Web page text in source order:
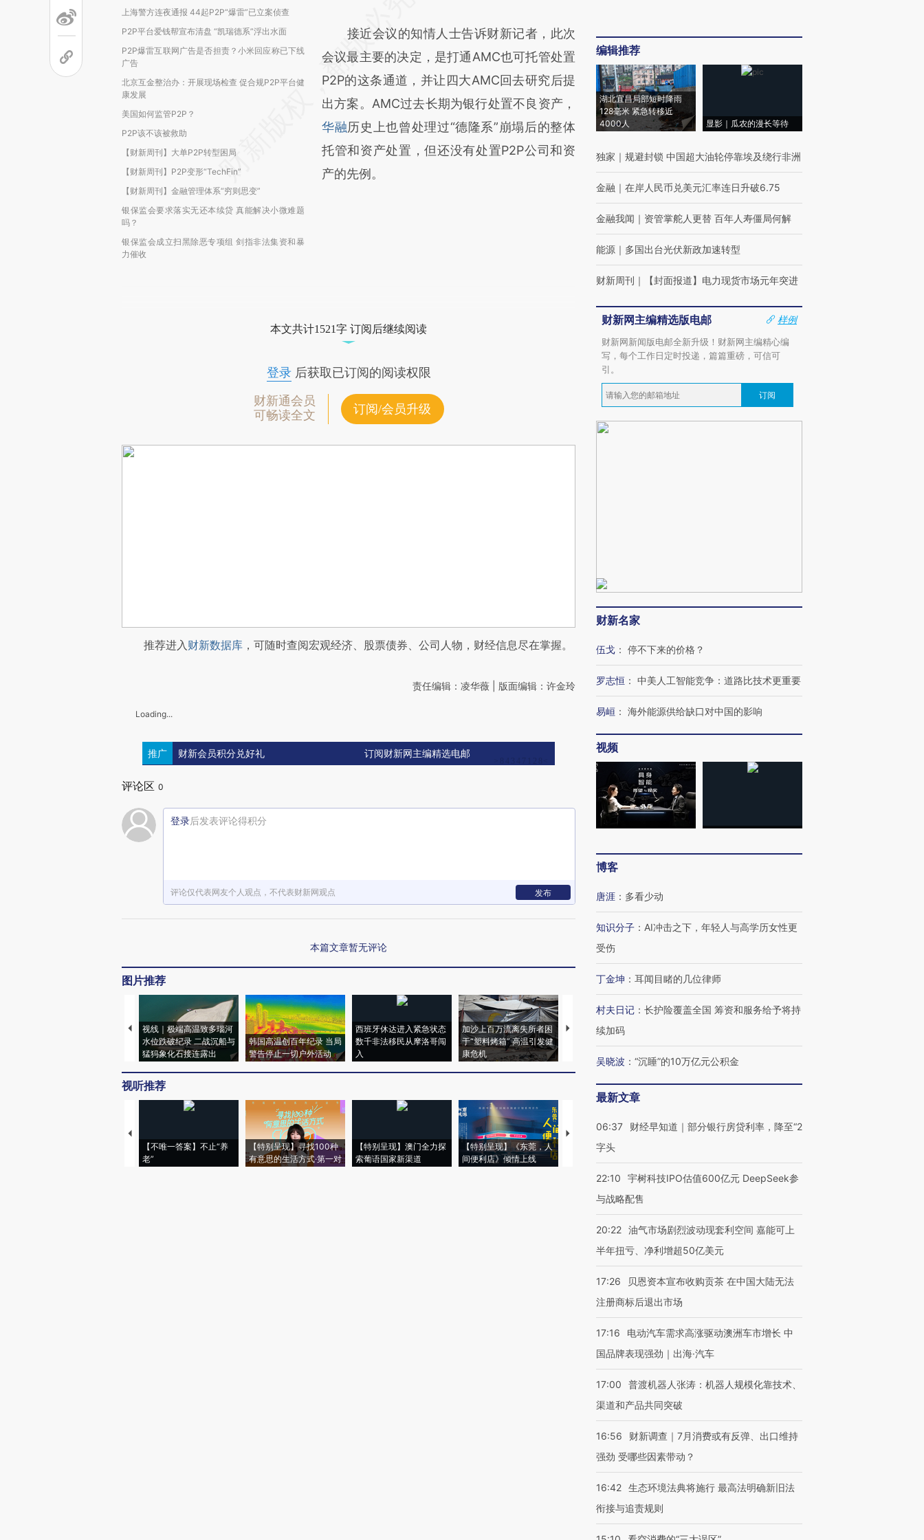
上海警方连夜通报 44起P2P“爆雷”已立案侦查
P2P平台爱钱帮宣布清盘 “凯瑞德系”浮出水面
P2P爆雷互联网广告是否担责？小米回应称已下线
广告
北京互金整治办：开展现场检查 促合规P2P平台健
康发展
美国如何监管P2P？
P2P该不该被救助
【财新周刊】大单P2P转型困局
【财新周刊】P2P变形“TechFin”
【财新周刊】金融管理体系“穷则思变”
银保监会要求落实无还本续贷 真能解决小微难题
吗？
银保监会成立扫黑除恶专项组 剑指非法集资和暴
力催收
接近会议的知情人士告诉财新记者，此次
会议最主要的决定，是打通AMC也可托管处置
P2P的这条通道，并让四大AMC回去研究后提
出方案。AMC过去长期为银行处置不良资产，
华融历史上也曾处理过“德隆系”崩塌后的整体
托管和资产处置，但还没有处置P2P公司和资
产的先例。
本文共计1521字 订阅后继续阅读
登录后获取已订阅的阅读权限
财新通会员
可畅读全文
订阅/会员升级
推荐进入财新数据库 ，可随时查阅宏观经济、股票债券、公司人物，财经信息尽在掌握。
责任编辑：凌华薇 | 版面编辑：许金玲
Loading...
推广 财新会员积分兑好礼 订阅财新网主编精选电邮
评论区 0
登录后发表评论得积分
评论仅代表网友个人观点，不代表财新网观点 发布
本篇文章暂无评论
图片推荐
视线｜极端高温致多瑙河
水位跌破纪录 二战沉船与
猛犸象化石接连露出
韩国高温创百年纪录 当局
警告停止一切户外活动
西班牙休达进入紧急状态
数千非法移民从摩洛哥闯
入
加沙上百万流离失所者困
于“塑料烤箱” 高温引发健
康危机
视线｜HYROX的吸金
视听推荐
【不唯一答案】不止“养
老”
【特别呈现】寻找100种
有意思的生活方式·第一对
【特别呈现】澳门全力探
索葡语国家新渠道
【特别呈现】《东莞，人
间便利店》倾情上线
【推广】走进第四届链博
会，让数智科技“链”接产
【商旅对话】华住集团
编辑推荐
湖北宜昌局部短时降雨
128毫米 紧急转移近
4000人
显影｜瓜农的漫长等待
独家 ｜ 规避封锁 中国超大油轮停靠埃及绕行非洲
金融 ｜ 在岸人民币兑美元汇率连日升破6.75
金融我闻 ｜ 资管掌舵人更替 百年人寿僵局何解
能源 ｜ 多国出台光伏新政加速转型
财新周刊 ｜ 【封面报道】电力现货市场元年突进
财新网主编精选版电邮
样例
财新网新闻版电邮全新升级！财新网主编精心编
写，每个工作日定时投递，篇篇重磅，可信可
引。
订阅
财新名家
伍戈 ： 停不下来的价格？
罗志恒 ： 中美人工智能竞争：道路比技术更重要
易峘 ： 海外能源供给缺口对中国的影响
视频
博客
唐涯 ： 多看少动
知识分子 ： AI冲击之下，年轻人与高学历女性更
受伤
丁金坤 ： 耳闻目睹的几位律师
村夫日记 ： 长护险覆盖全国 筹资和服务给予将持
续加码
吴晓波 ： “沉睡”的10万亿元公积金
最新文章
06:37
财经早知道｜部分银行房贷利率，降至“2
字头
22:10
宇树科技IPO估值600亿元 DeepSeek参
与战略配售
20:22 油气市场剧烈波动现套利空间 嘉能可上
半年扭亏、净利增超50亿美元
17:26
贝恩资本宣布收购贡茶 在中国大陆无法
注册商标后退出市场
17:16
电动汽车需求高涨驱动澳洲车市增长 中
国品牌表现强劲｜出海·汽车
17:00
普渡机器人张涛：机器人规模化靠技术、
渠道和产品共同突破
16:56
财新调查｜7月消费或有反弹、出口维持
强劲 受哪些因素带动？
16:42 生态环境法典将施行 最高法明确新旧法
衔接与追责规则